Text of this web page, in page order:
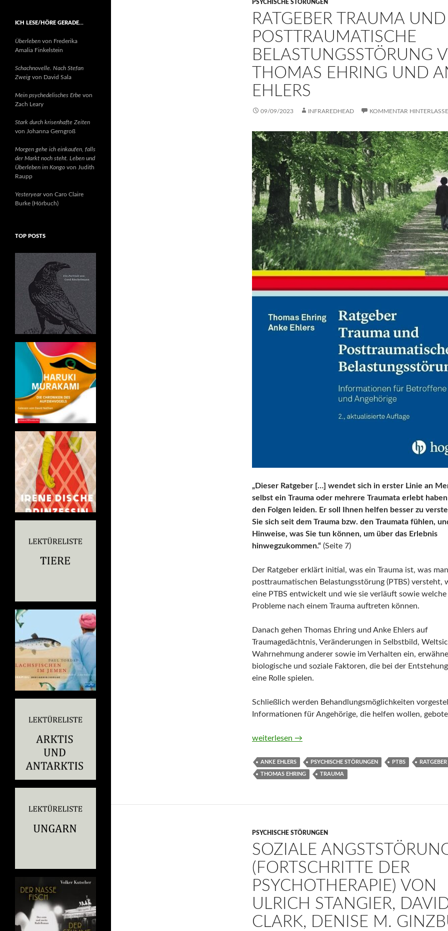
PSYCHISCHE STÖRUNGEN
RATGEBER TRAUMA UND
POSTTRAUMATISCHE
BELASTUNGSSTÖRUNG
THOMAS EHRING UND
EHLERS
09/09/2023 INFRAREDHEAD KOMMENTAR
„Dieser Ratgeber […] wendet sich in erster Linie an
selbst ein Trauma oder mehrere Traumata erlebt
den Folgen leiden. Er soll Ihnen helfen besser zu
Sie sich seit dem Trauma bzw. den Traumata fühlen,
Hinweise, was Sie tun können, um über das Erlebnis
hinwegzukommen.“ (Seite 7)
Der Ratgeber erklärt initial, was ein Trauma ist, was
posttraumatischen Belastungsstörung (PTBS) versteht,
eine PTBS entwickelt und wie sie verläuft sowie welche
Probleme nach einem Trauma auftreten können.
Danach gehen Thomas Ehring und Anke Ehlers auf
Traumagedächtnis, Veränderungen in Selbstbild,
Wahrnehmung anderer sowie im Verhalten ein,
biologische und soziale Faktoren, die bei der
eine Rolle spielen.
Schließlich werden Behandlungsmöglichkeiten
Informationen für Angehörige, die helfen wollen,
Ratgeber Trauma und Posttraumatische
weiterlesen →
ANKE EHLERS PSYCHISCHE STÖRUNGEN PTBS RATGEBER
THOMAS EHRING TRAUMA
PSYCHISCHE STÖRUNGEN
SOZIALE
(FORTSCHRITTE DER
PSYCHOTHERAPIE) VON
ULRICH STANGIER,
CLARK, DENISE M.
ICH LESE/HÖRE GERADE…
Überleben von Frederika
Amalia Finkelstein
Schachnovelle. Nach Stefan
Zweig von David Sala
Mein psychedelisches Erbe von
Zach Leary
Stark durch krisenhafte Zeiten
von Johanna Gerngroß
Morgen gehe ich einkaufen, falls
der Markt noch steht. Leben und
Überleben im Kongo von Judith
Raupp
Yesteryearvon Caro Claire
Burke (Hörbuch)
TOP POSTS